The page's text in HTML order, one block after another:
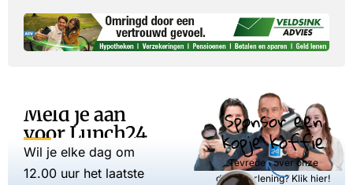
Meld je aan
voor Lunch24
Wil je elke dag om
12.00 uur het laatste
Sponsor een
kopje koffie
Tevreden over onze
dienstverlening? Klik hier!